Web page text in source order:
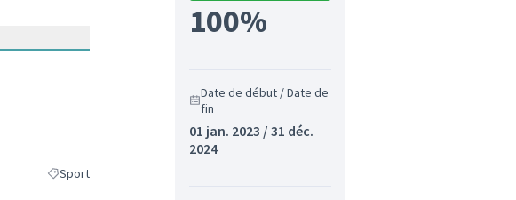
Filtrer les résultats de la catégorie : Sport
Sport
100%
Date de début / Date de
fin
01 jan. 2023 / 31 déc.
2024